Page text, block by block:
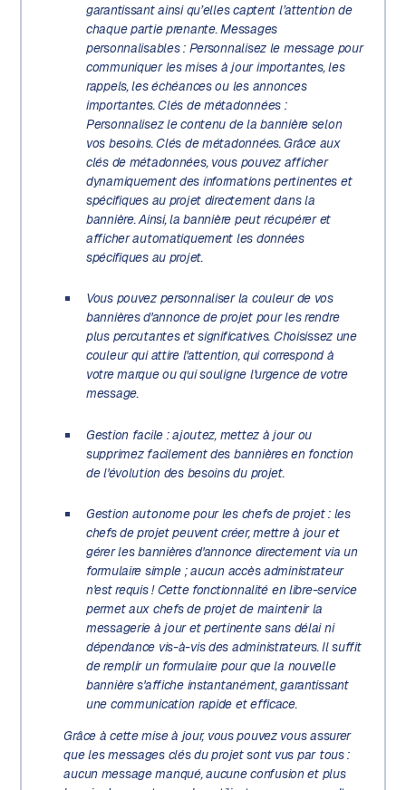
garantissant ainsi qu’elles captent l’attention de
chaque partie prenante. Messages
personnalisables : Personnalisez le message pour
communiquer les mises à jour importantes, les
rappels, les échéances ou les annonces
importantes. Clés de métadonnées :
Personnalisez le contenu de la bannière selon
vos besoins. Clés de métadonnées. Grâce aux
clés de métadonnées, vous pouvez afficher
dynamiquement des informations pertinentes et
spécifiques au projet directement dans la
bannière. Ainsi, la bannière peut récupérer et
afficher automatiquement les données
spécifiques au projet.
Vous pouvez personnaliser la couleur de vos
bannières d'annonce de projet pour les rendre
plus percutantes et significatives. Choisissez une
couleur qui attire l'attention, qui correspond à
votre marque ou qui souligne l'urgence de votre
message.
Gestion facile : ajoutez, mettez à jour ou
supprimez facilement des bannières en fonction
de l'évolution des besoins du projet.
Gestion autonome pour les chefs de projet : les
chefs de projet peuvent créer, mettre à jour et
gérer les bannières d'annonce directement via un
formulaire simple ; aucun accès administrateur
n'est requis ! Cette fonctionnalité en libre-service
permet aux chefs de projet de maintenir la
messagerie à jour et pertinente sans délai ni
dépendance vis-à-vis des administrateurs. Il suffit
de remplir un formulaire pour que la nouvelle
bannière s'affiche instantanément, garantissant
une communication rapide et efficace.
Grâce à cette mise à jour, vous pouvez vous assurer
que les messages clés du projet sont vus par tous :
aucun message manqué, aucune confusion et plus